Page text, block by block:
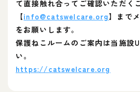
て直接触れ合ってご確認いただく
【info@catswelcare.org】まで
をお願いします。
保護ねこルームのご案内は当施設
い。
https://catswelcare.org